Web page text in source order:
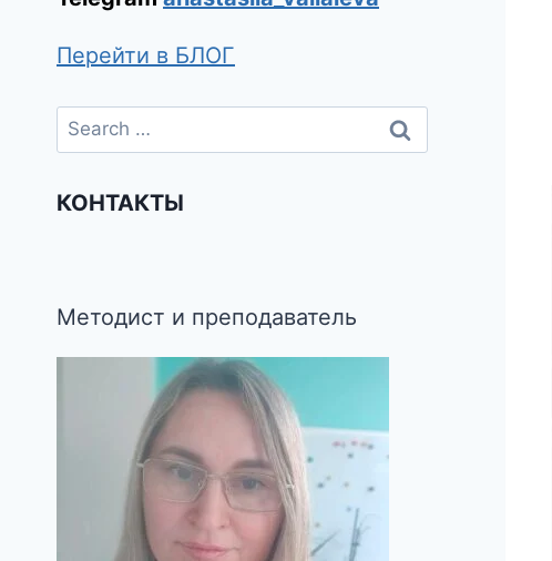
Перейти в БЛОГ
КОНТАКТЫ
Методист и преподаватель